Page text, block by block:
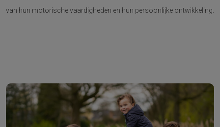
van hun motorische vaardigheden en hun persoonlijke ontwikkeling.